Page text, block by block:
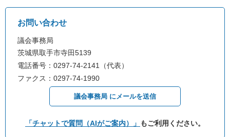
お問い合わせ
議会事務局
茨城県取手市寺田5139
電話番号：0297-74-2141（代表）
ファクス：0297-74-1990
議会事務局 にメールを送信
「チャットで質問（AIがご案内）」 もご利用ください。